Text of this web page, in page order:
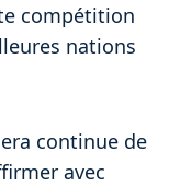
compétition
nations
continue de
avec